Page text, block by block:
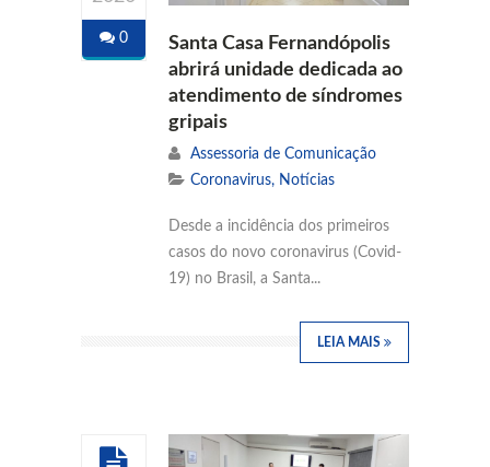
0
Santa Casa Fernandópolis
abrirá unidade dedicada ao
atendimento de síndromes
gripais
Assessoria de Comunicação
Coronavirus, Notícias
Desde a incidência dos primeiros
casos do novo coronavirus (Covid-
19) no Brasil, a Santa...
LEIA MAIS